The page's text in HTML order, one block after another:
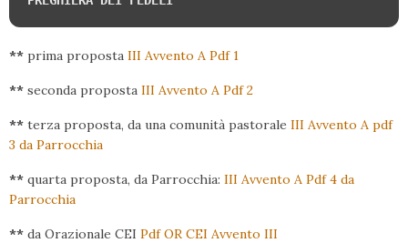
** prima proposta III Avvento A Pdf 1
** seconda proposta III Avvento A Pdf 2
** terza proposta, da una comunità pastorale III Avvento A pdf
3 da Parrocchia
** quarta proposta, da Parrocchia: III Avvento A Pdf 4 da
Parrocchia
** da Orazionale CEI Pdf OR CEI Avvento III